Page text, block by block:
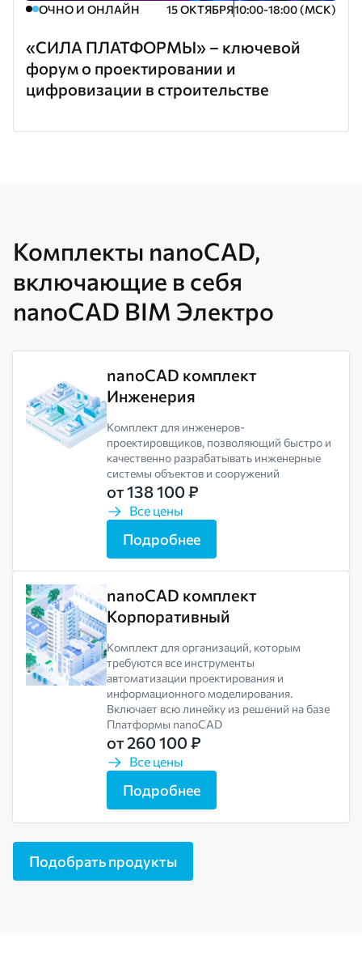
ОЧНО И ОНЛАЙН 15 ОКТЯБРЯ10:00-18:00 (МСК)
«СИЛА ПЛАТФОРМЫ» – ключевой
форум о проектировании и
цифровизации в строительстве
Комплекты nanoCAD,
включающие в себя
nanoCAD BIM Электро
nanoCAD комплект
Инженерия
Комплект для инженеров-
проектировщиков, позволяющий быстро и
качественно разрабатывать инженерные
системы объектов и сооружений
от 138 100 ₽
Все цены
Подробнее
nanoCAD комплект
Корпоративный
Комплект для организаций, которым
требуются все инструменты
автоматизации проектирования и
информационного моделирования.
Включает всю линейку из решений на базе
Платформы nanoCAD
от 260 100 ₽
Все цены
Подробнее
Подобрать продукты